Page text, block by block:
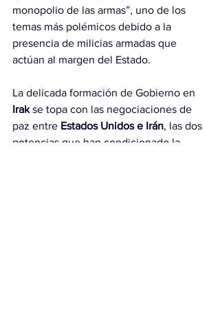
monopolio de las armas”, uno de los
temas más polémicos debido a la
presencia de milicias armadas que
actúan al margen del Estado.
La delicada formación de Gobierno en
Irak se topa con las negociaciones de
paz entre Estados Unidos e Irán, las dos
potencias que han condicionado la